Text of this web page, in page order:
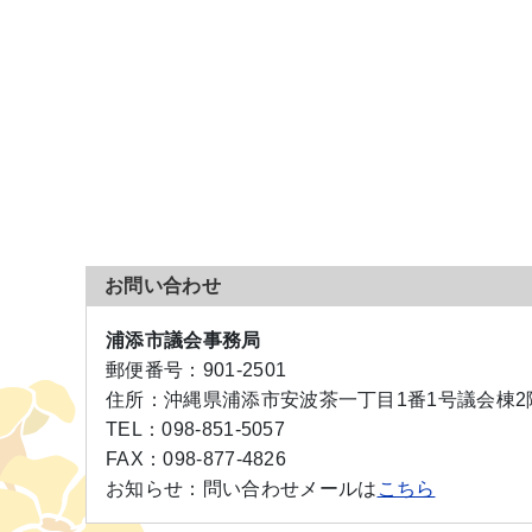
お問い合わせ
浦添市議会事務局
郵便番号： 901-2501
住所： 沖縄県浦添市安波茶一丁目1番1号議会棟2
TEL：098-851-5057
FAX：098-877-4826
お知らせ： 問い合わせメールは こちら